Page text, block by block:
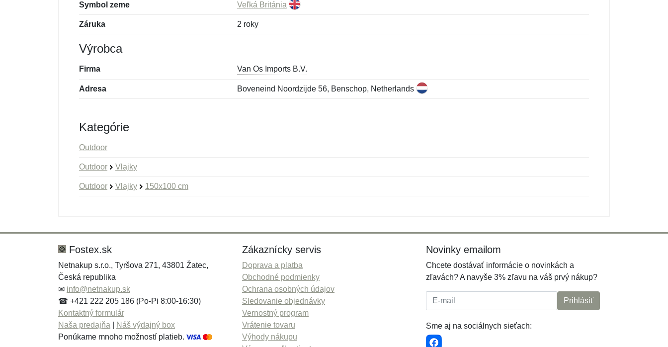
Symbol zeme Veľká Británia
Záruka 2 roky
Výrobca
Firma Van Os Imports B.V.
Adresa Boveneind Noordzijde 56, Benschop, Netherlands
Kategórie
Outdoor
Outdoor Vlajky
Outdoor Vlajky 150x100 cm
Správa*
Správa*
Fostex.sk
Netnakup s.r.o., Tyršova 271, 43801 Žatec,
Česká republika
✉ info@netnakup.sk
☎ +421 222 205 186 (Po-Pi 8:00-16:30)
Kontaktný formulár
Naša predajňa
Náš výdajný box
Ponúkame mnoho možností platieb.
Zákaznícky servis
Doprava a platba
Obchodné podmienky
Ochrana osobných údajov
Sledovanie objednávky
Vernostný program
Vrátenie tovaru
Výhody nákupu
Novinky emailom
Chcete dostávať informácie o novinkách a
zľavách? A navyše 3% zľavu na váš prvý nákup?
E-mail: Prihlásiť
Sme aj na sociálnych sieťach: